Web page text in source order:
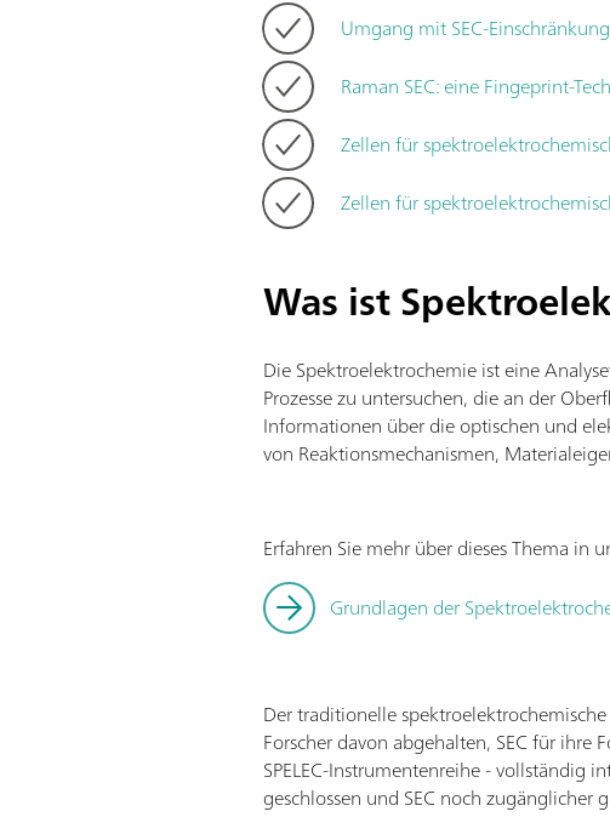
Umgang mit SEC-
Raman SEC: eine Fingeprint-
Zellen für
Zellen für
Was ist
Die Spektroelektrochemie ist eine
Prozesse zu untersuchen, die an der
Informationen über die optischen und
von Reaktionsmechanismen,
Erfahren Sie mehr über dieses Thema in
Grundlagen der
Der traditionelle
Forscher davon abgehalten, SEC für
SPELEC-Instrumentenreihe - vollständig
geschlossen und SEC noch zugänglicher